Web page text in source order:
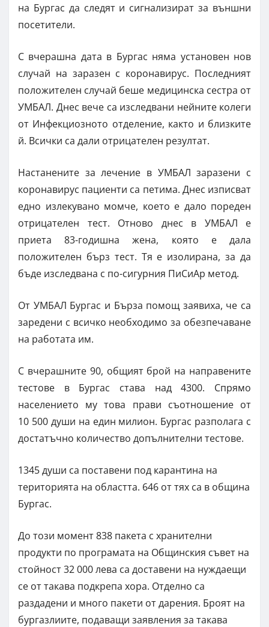
на Бургас да следят и сигнализират за външни
посетители.
С вчерашна дата в Бургас няма установен нов
случай на заразен с коронавирус. Последният
положителен случай беше медицинска сестра от
УМБАЛ. Днес вече са изследвани нейните колеги
от Инфекциозното отделение, както и близките
й. Всички са дали отрицателен резултат.
Настанените за лечение в УМБАЛ заразени с
коронавирус пациенти са петима. Днес изписват
едно излекувано момче, което е дало пореден
отрицателен тест. Отново днес в УМБАЛ е
приета 83-годишна жена, която е дала
положителен бърз тест. Тя е изолирана, за да
бъде изследвана с по-сигурния ПиСиАр метод.
От УМБАЛ Бургас и Бърза помощ заявиха, че са
заредени с всичко необходимо за обезпечаване
на работата им.
С вчерашните 90, общият брой на направените
тестове в Бургас става над 4300. Спрямо
населението му това прави съотношение от
10 500 души на един милион. Бургас разполага с
достатъчно количество допълнителни тестове.
1345 души са поставени под карантина на
територията на областта. 646 от тях са в община
Бургас.
До този момент 838 пакета с хранителни
продукти по програмата на Общинския съвет на
стойност 32 000 лева са доставени на нуждаещи
се от такава подкрепа хора. Отделно са
раздадени и много пакети от дарения. Броят на
бургазлиите, подаващи заявления за такава